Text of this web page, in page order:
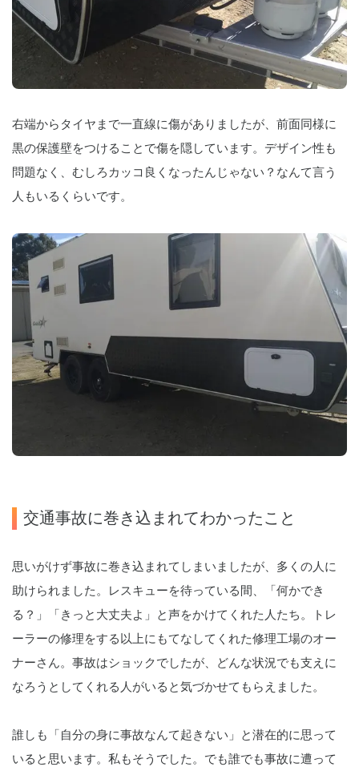
右端からタイヤまで一直線に傷がありましたが、前面同様に
黒の保護壁をつけることで傷を隠しています。デザイン性も
問題なく、むしろカッコ良くなったんじゃない？なんて言う
人もいるくらいです。
交通事故に巻き込まれてわかったこと
思いがけず事故に巻き込まれてしまいましたが、多くの人に
助けられました。レスキューを待っている間、「何かでき
る？」「きっと大丈夫よ」と声をかけてくれた人たち。トレ
ーラーの修理をする以上にもてなしてくれた修理工場のオー
ナーさん。事故はショックでしたが、どんな状況でも支えに
なろうとしてくれる人がいると気づかせてもらえました。
誰しも「自分の身に事故なんて起きない」と潜在的に思って
いると思います。私もそうでした。でも誰でも事故に遭って